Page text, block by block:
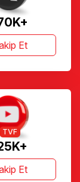
Et
TVF
Et